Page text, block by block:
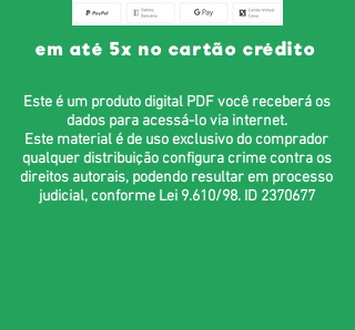
em até 5x no cartão crédito
Este é um produto digital PDF você receberá os
dados para acessá-lo via internet.
Este material é de uso exclusivo do comprador
qualquer distribuição configura crime contra os
direitos autorais, podendo resultar em processo
judicial, conforme Lei 9.610/98. ID 2370677